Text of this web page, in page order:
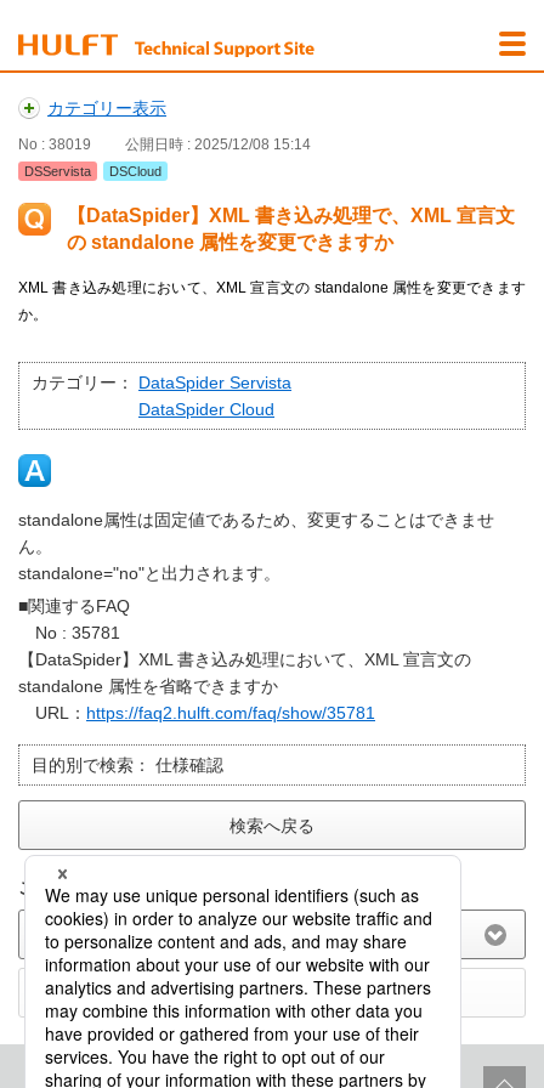
カテゴリー表示
No : 38019 公開日時 : 2025/12/08 15:14
DSServista DSCloud
【DataSpider】XML 書き込み処理で、XML 宣言文
の standalone 属性を変更できますか
XML 書き込み処理において、XML 宣言文の standalone 属性を変更できます
か。
カテゴリー：
DataSpider Servista
DataSpider Cloud
standalone属性は固定値であるため、変更することはできませ
ん。
standalone="no"と出力されます。
■関連するFAQ
No : 35781
【DataSpider】XML 書き込み処理において、XML 宣言文の
standalone 属性を省略できますか
URL： https://faq2.hulft.com/faq/show/35781
目的別で検索： 仕様確認
検索へ戻る
このFAQに関してのご意見をお聞かせ下さい。
(選択してください)
送信する